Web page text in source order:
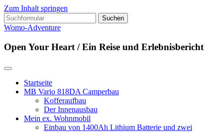
Zum Inhalt springen
Suchen
nach:
Womo-Adventure
Open Your Heart / Ein Reise und Erlebnisbericht
Startseite
MB Vario 818DA Camperbau
Kofferaufbau
Der Innenausbau
Mein ex. Wohnmobil
Einbau von 1400Ah Lithium Batterie und zwei